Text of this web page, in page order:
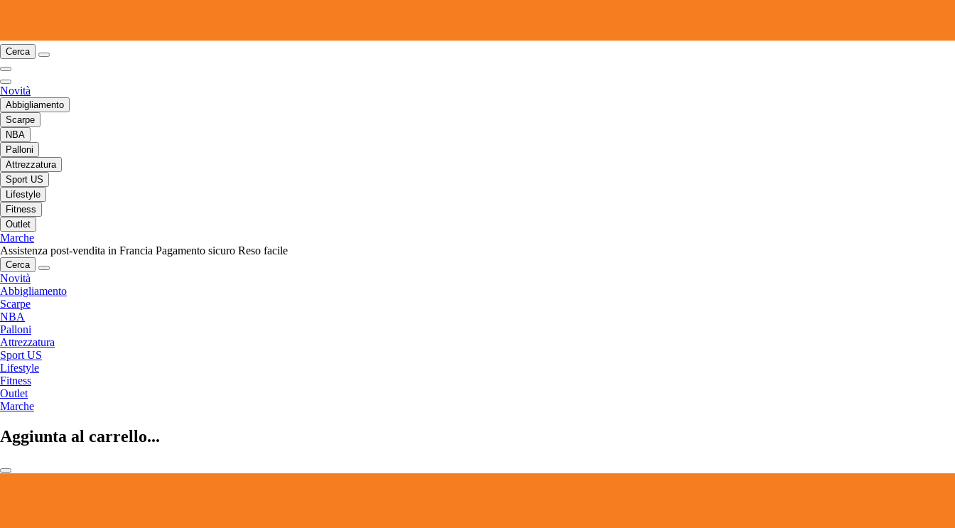
Cerca
Novità
Abbigliamento
Scarpe
NBA
Palloni
Attrezzatura
Sport US
Lifestyle
Fitness
Outlet
Marche
Assistenza post-vendita in Francia Pagamento sicuro Reso facile
Cerca
Novità
Abbigliamento
Scarpe
NBA
Palloni
Attrezzatura
Sport US
Lifestyle
Fitness
Outlet
Marche
Aggiunta al carrello...